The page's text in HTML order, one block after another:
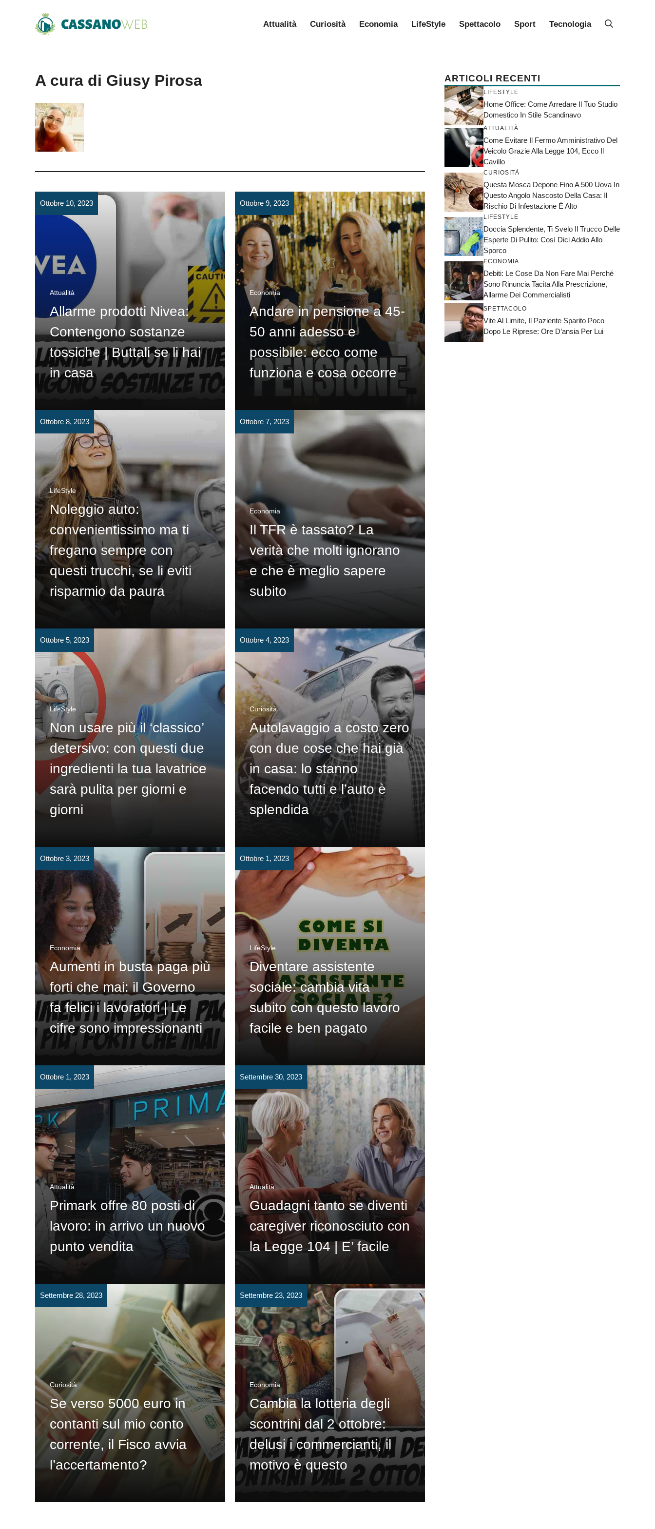
Attualità Curiosità Economia LifeStyle Spettacolo Sport Tecnologia
A cura di Giusy Pirosa
Ottobre 10, 2023
Attualità
Allarme prodotti Nivea:
Contengono sostanze
tossiche | Buttali se li hai
in casa
Ottobre 9, 2023
Economia
Andare in pensione a 45-
50 anni adesso e
possibile: ecco come
funziona e cosa occorre
Ottobre 8, 2023
LifeStyle
Noleggio auto:
convenientissimo ma ti
fregano sempre con
questi trucchi, se li eviti
risparmio da paura
Ottobre 7, 2023
Economia
Il TFR è tassato? La
verità che molti ignorano
e che è meglio sapere
subito
Ottobre 5, 2023
LifeStyle
Non usare più il ‘classico’
detersivo: con questi due
ingredienti la tua lavatrice
sarà pulita per giorni e
giorni
Ottobre 4, 2023
Curiosità
Autolavaggio a costo zero
con due cose che hai già
in casa: lo stanno
facendo tutti e l’auto è
splendida
Ottobre 3, 2023
Economia
Aumenti in busta paga più
forti che mai: il Governo
fa felici i lavoratori | Le
cifre sono impressionanti
Ottobre 1, 2023
LifeStyle
Diventare assistente
sociale: cambia vita
subito con questo lavoro
facile e ben pagato
Ottobre 1, 2023
Attualità
Primark offre 80 posti di
lavoro: in arrivo un nuovo
punto vendita
Settembre 30, 2023
Attualità
Guadagni tanto se diventi
caregiver riconosciuto con
la Legge 104 | E’ facile
Settembre 28, 2023
Curiosità
Se verso 5000 euro in
contanti sul mio conto
corrente, il Fisco avvia
l’accertamento?
Settembre 23, 2023
Economia
Cambia la lotteria degli
scontrini dal 2 ottobre:
delusi i commercianti, il
motivo è questo
ARTICOLI RECENTI
LIFESTYLE
Home Office: Come Arredare Il Tuo Studio
Domestico In Stile Scandinavo
ATTUALITÀ
Come Evitare Il Fermo Amministrativo Del
Veicolo Grazie Alla Legge 104, Ecco Il
Cavillo
CURIOSITÀ
Questa Mosca Depone Fino A 500 Uova In
Questo Angolo Nascosto Della Casa: Il
Rischio Di Infestazione È Alto
LIFESTYLE
Doccia Splendente, Ti Svelo Il Trucco Delle
Esperte Di Pulito: Così Dici Addio Allo
Sporco
ECONOMIA
Debiti: Le Cose Da Non Fare Mai Perché
Sono Rinuncia Tacita Alla Prescrizione,
Allarme Dei Commercialisti
SPETTACOLO
Vite Al Limite, Il Paziente Sparito Poco
Dopo Le Riprese: Ore D’ansia Per Lui